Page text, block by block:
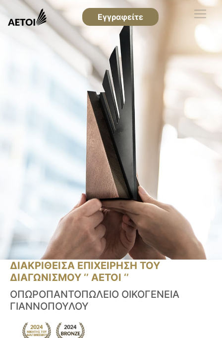
Εγγραφείτε
ΔΙΑΚΡΙΘΕΙΣΑ ΕΠΙΧΕΙΡΗΣΗ ΤΟΥ
ΔΙΑΓΩΝΙΣΜΟΥ ‘’ ΑΕΤΟΙ ‘’
ΟΠΩΡΟΠΑΝΤΟΠΩΛΕΙΟ ΟΙΚΟΓΕΝΕΙΑ
ΓΙΑΝΝΟΠΟΥΛΟΥ